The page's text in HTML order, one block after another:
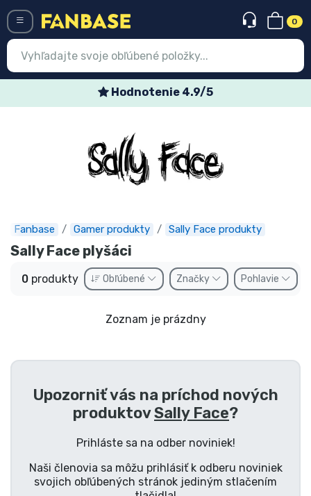
0
Hodnotenie 4.9/5
Fanbase Gamer produkty Sally Face produkty
Sally Face plyšáci
0 produkty Obľúbené Značky Pohlavie
Zoznam je prázdny
Upozorniť vás na príchod nových
produktovSally Face?
Prihláste sa na odber noviniek!
Naši členovia sa môžu prihlásiť k odberu noviniek
svojich obľúbených stránok jediným stlačením
Najnovšie
Expresná preprava
Predobjednávky
Outlet produkty
Preprava a platba
Zoradiť podľa série
Zoradiť podľa filmov
Zoradiť podľa karikatúry
Zoradiť podľa Anime